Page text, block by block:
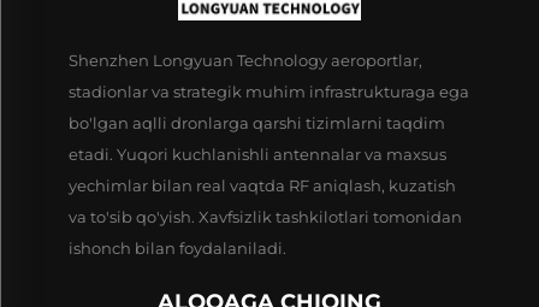
Shenzhen Longyuan Technology aeroportlar,
stadionlar va strategik muhim infrastrukturaga ega
bo'lgan aqlli dronlarga qarshi tizimlarni taqdim
etadi. Yuqori kuchlanishli antennalar va maxsus
yechimlar bilan real vaqtda RF aniqlash, kuzatish
va to'sib qo'yish. Xavfsizlik tashkilotlari tomonidan
ishonch bilan foydalaniladi.